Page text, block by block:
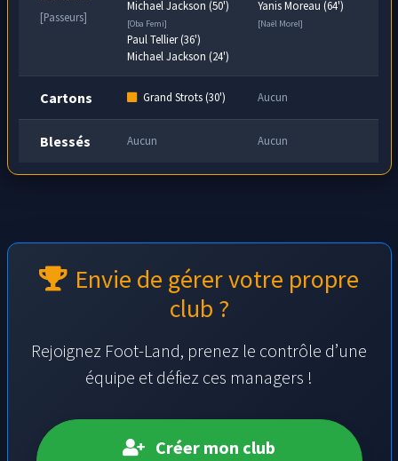
[Passeurs]
Michael Jackson (50')
[Oba Femi]
Paul Tellier (36')
Michael Jackson (24')
Yanis Moreau (64')
[Naël Morel]
Cartons Grand Strots (30') Aucun
Blessés Aucun Aucun
Envie de gérer votre propre
club ?
Rejoignez Foot-Land, prenez le contrôle d’une
équipe et défiez ces managers !
Créer mon club